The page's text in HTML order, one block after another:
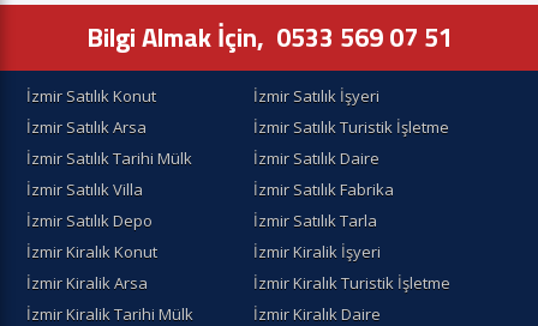
Bilgi Almak İçin, 0533 569 07 51
İzmir Satılık Konut
İzmir Satılık İşyeri
İzmir Satılık Arsa
İzmir Satılık Turistik İşletme
İzmir Satılık Tarihi Mülk
İzmir Satılık Daire
İzmir Satılık Villa
İzmir Satılık Fabrika
İzmir Satılık Depo
İzmir Satılık Tarla
İzmir Kiralık Konut
İzmir Kiralik İşyeri
İzmir Kiralik Arsa
İzmir Kiralık Turistik İşletme
İzmir Kiralik Tarihi Mülk
İzmir Kiralık Daire